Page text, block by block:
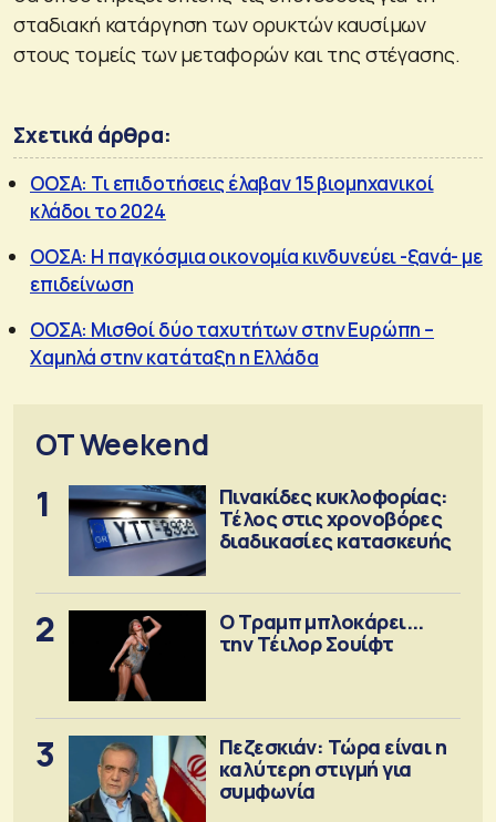
σταδιακή κατάργηση των ορυκτών καυσίμων
στους τομείς των μεταφορών και της στέγασης.
Σχετικά άρθρα:
ΟΟΣΑ: Τι επιδοτήσεις έλαβαν 15 βιομηχανικοί
κλάδοι το 2024
ΟΟΣΑ: Η παγκόσμια οικονομία κινδυνεύει -ξανά- με
επιδείνωση
ΟΟΣΑ: Μισθοί δύο ταχυτήτων στην Ευρώπη –
Χαμηλά στην κατάταξη η Ελλάδα
OT Weekend
1
Πινακίδες κυκλοφορίας:
Τέλος στις χρονοβόρες
διαδικασίες κατασκευής
2
Ο Τραμπ μπλοκάρει...
την Τέιλορ Σουίφτ
3
Πεζεσκιάν: Τώρα είναι η
καλύτερη στιγμή για
συμφωνία